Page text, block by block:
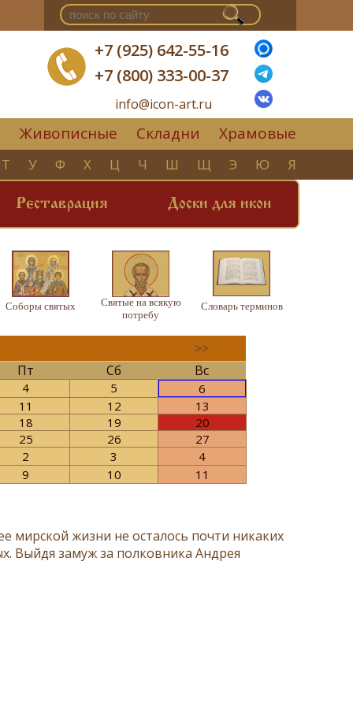
+7 (925) 642-55-16
+7 (800) 333-00-37
info@icon-art.ru
Живописные Складни Храмовые
Т У Ф Х Ц Ч Ш Щ Э Ю Я
Реставрация Доски для икон
Соборы святых
Святые на всякую
потребу
Словарь терминов
>>
Пт Сб Вс
4 5
6
11 12
13
18 19
20
25 26
27
2 3
4
9 10 11
мирской жизни не осталось почти никаких
Выйдя замуж за полковника Андрея